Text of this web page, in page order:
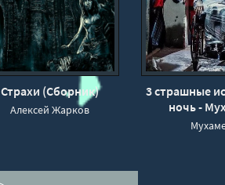
Страхи (Сборник)
Алексей Жарков
3 страшные
ночь -